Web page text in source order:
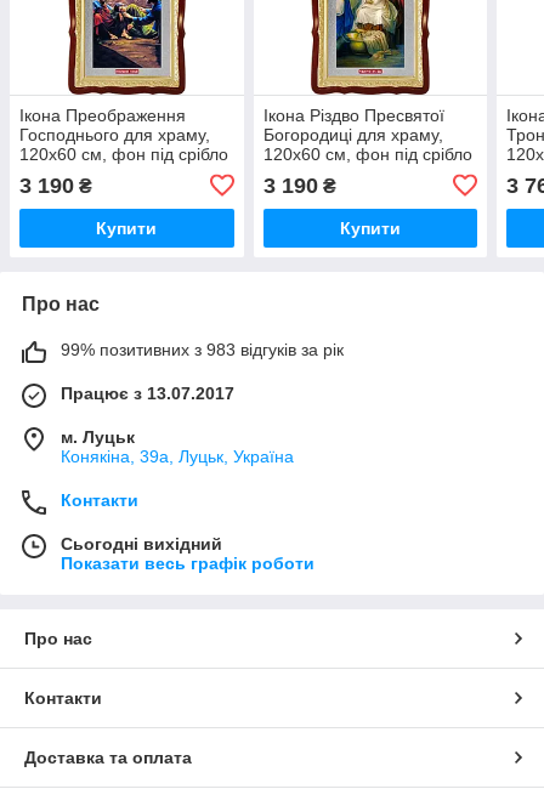
Ікона Преображення
Господнього для храму,
120х60 см, фон під срібло
3 190 ₴
Купити
Ікона Різдво Пресвятої
Богородиці для храму,
120х60 см, фон під срібло
3 190₴
Купити
3
Про нас
99% позитивних з 983 відгуків за рік
Працює з 13.07.2017
м. Луцьк
Конякіна, 39а, Луцьк, Україна
Контакти
Сьогодні вихідний
Показати весь графік роботи
Про нас
Контакти
Доставка та оплата